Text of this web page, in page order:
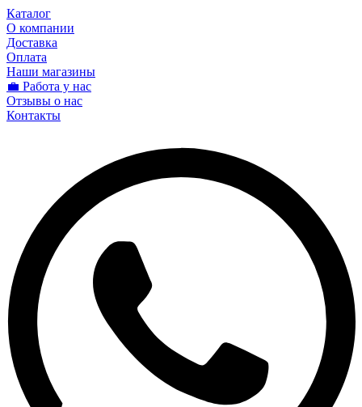
Каталог
О компании
Доставка
Оплата
Наши магазины
💼 Работа у нас
Отзывы о нас
Контакты